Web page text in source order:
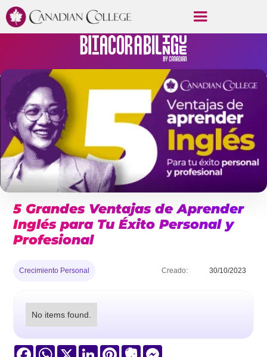
5 Grandes Ventajas de Aprender
Inglés para Tu Éxito Personal y
Profesional
Crecimiento Personal Creado: 30/10/2023
No items found.
FacebookWhatsApp
X LinkedInPinterestEvernote